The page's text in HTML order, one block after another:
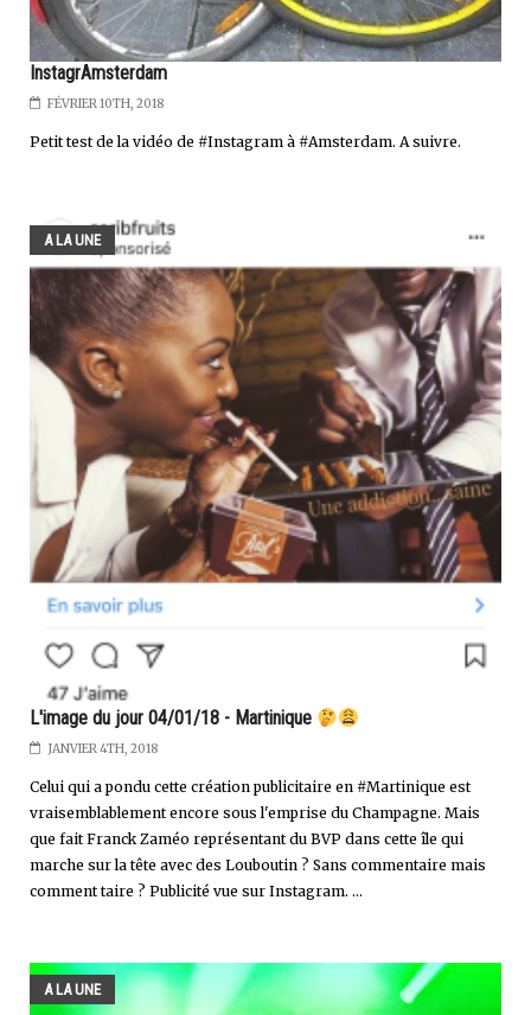
InstagrAmsterdam
FÉVRIER 10TH, 2018
Petit test de la vidéo de #Instagram à #Amsterdam. A suivre.
A LA UNE
L'image du jour 04/01/18 - Martinique
JANVIER 4TH, 2018
Celui qui a pondu cette création publicitaire en #Martinique est
vraisemblablement encore sous l'emprise du Champagne. Mais
que fait Franck Zaméo représentant du BVP dans cette île qui
marche sur la tête avec des Louboutin ? Sans commentaire mais
comment taire ? Publicité vue sur Instagram. ...
A LA UNE